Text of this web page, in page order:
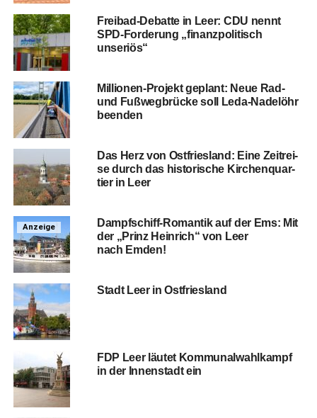
Frei­bad-Debat­te in Leer: CDU nennt
SPD-For­de­rung „finanz­po­li­tisch
unseriös“
Mil­lio­nen-Pro­jekt geplant: Neue Rad-
und Fuß­weg­brü­cke soll Leda-Nadel­öhr
beenden
Das Herz von Ost­fries­land: Eine Zeit­rei­
se durch das his­to­ri­sche Kir­chen­quar­
tier in Leer
Anzeige
Dampf­schiff-Roman­tik auf der Ems: Mit
der „Prinz Hein­rich“ von Leer
nach Emden!
Stadt Leer in Ostfriesland
FDP Leer läu­tet Kom­mu­nal­wahl­kampf
in der Innen­stadt ein